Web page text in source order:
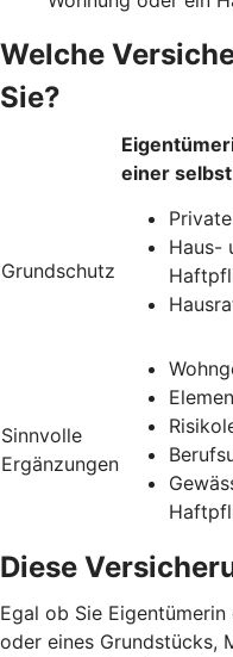
Welche
Sie?
einer
Grundschutz
Haus-
Sinnvolle
Ergänzungen
Diese
Egal ob Sie
oder eines Grundstücks,